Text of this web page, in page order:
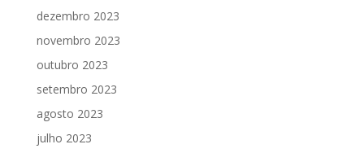
dezembro 2023
novembro 2023
outubro 2023
setembro 2023
agosto 2023
julho 2023